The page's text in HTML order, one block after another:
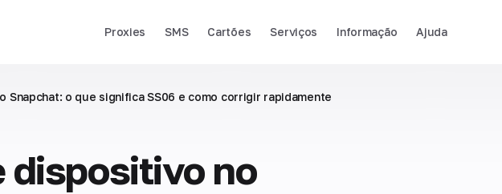
Proxies SMS Cartões Serviços Informação Ajuda
Snapchat: o que significa SS06 e como corrigir rapidamente
dispositivo no